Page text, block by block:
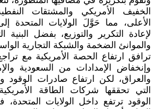
الخفيف الأمريكي والمشتقات
الأعلى، مما حَوَّلَ الولايات المتحدة
لإعادة التكرير والتوزيع، بفضل البنية
والموانئ الضخمة والشبكة التجارية
ترافق ارتفاع الحصة الأمريكية مع
وإنخفاض الإمدادات من السعودية
والعراق، لكن ارتفاع صادرات الوقود
التي تحققها شركات الطاقة
الوقود ترتفع داخل الولايات المتحدة،